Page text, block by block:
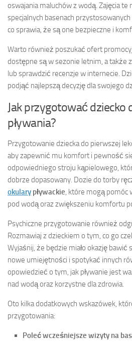
oswajania maluchów z wodą. Zajęcia
specjalnych basenach
co sprawia, że są one bezpieczne i
Warto również poszukać ofert
dostępne są w sezonie letnim, a także
lub sprawdzić recenzje w internecie.
podjąć najlepszą decyzję dla swojego
Jak przygotować dziecko
pływania?
Przygotowanie dziecka do pierwszej
aby zapewnić mu komfort i pewność
odpowiedniego stroju kąpielowego,
dobrze dopasowany. Dozie do torby
okulary pływackie, które mogą pomóc
pod wodą oraz zwiększeniu komfortu
Psychiczne przygotowanie również
Rozmawiaj z dzieckiem o tym, co go
Wyjaśnij, że będzie miało okazję bawić
nowe umiejętności i spotykać innych
opowiedzieć o tym, jak pływanie jest
nad wodą oraz korzystne dla zdrowia.
Oto kilka dodatkowych wskazówek,
przygotowania:
Poleć wcześniejsze wizyty na